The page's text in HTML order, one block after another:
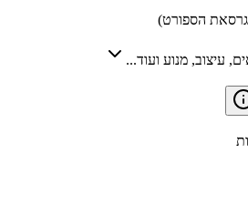
גרסאת הספורט)
עיצוב, מנוע ועוד...